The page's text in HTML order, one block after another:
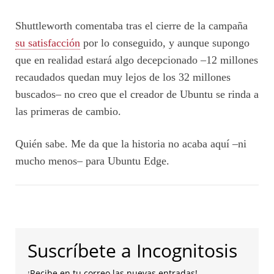
Shuttleworth comentaba tras el cierre de la campaña
su satisfacción por lo conseguido, y aunque supongo
que en realidad estará algo decepcionado –12 millones
recaudados quedan muy lejos de los 32 millones
buscados– no creo que el creador de Ubuntu se rinda a
las primeras de cambio.
Quién sabe. Me da que la historia no acaba aquí –ni
mucho menos– para Ubuntu Edge.
Suscríbete a Incognitosis